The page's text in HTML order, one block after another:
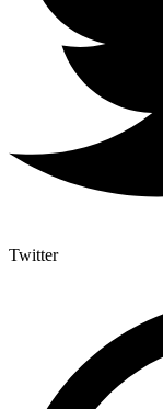
Twitter